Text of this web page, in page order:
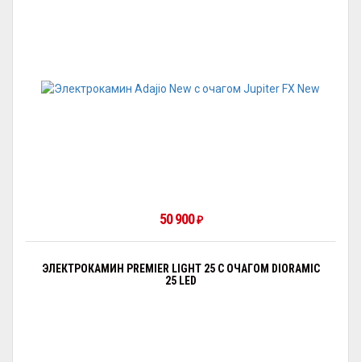
50 900₽
ЭЛЕКТРОКАМИН PREMIER LIGHT 25 С ОЧАГОМ DIORAMIC
25 LED